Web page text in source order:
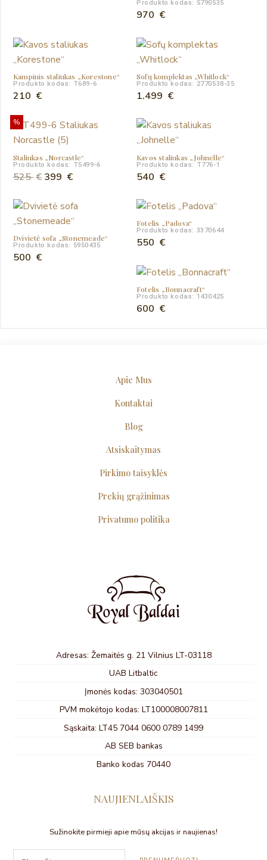
Produkto kodas: 5790535
970 €
Kampinis staliukas „Korestone“
Produkto kodas: T689-6
210 €
Sofų komplektas „Whitlock“
Produkto kodas: 2770538-35
1.499 €
%
Staliukas „Norcastle“
Produkto kodas: T5499-6
525€ Original
was:
525 €.
399 €Current
is:
399 €.
Kavos staliukas „Johnelle“
Produkto kodas: T776-1
540 €
Dvivietė sofa „Stonemeade“
Produkto kodas: 5950435
500 €
Fotelis „Padova“
Produkto kodas: 3370644
550 €
Fotelis „Bonnacraft“
Produkto kodas: 1430425
600 €
Apie Mus
Kontaktai
Blog
Atsiskaitymas
Pirkimo taisyklės
Prekių grąžinimas
Privatumo politika
Adresas: Žemaitės g. 21 Vilnius LT-03118
UAB Litbaltic
Įmonės kodas: 303040501
PVM mokėtojo kodas: LT100008007811
Sąskaita: LT45 7044 0600 0789 1499
AB SEB bankas
Banko kodas 70440
NAUJIENLAIŠKIS
Sužinokite pirmieji apie mūsų akcijas ir naujienas!